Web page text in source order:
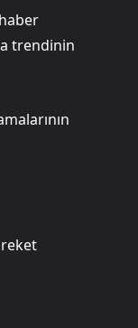
trendinin